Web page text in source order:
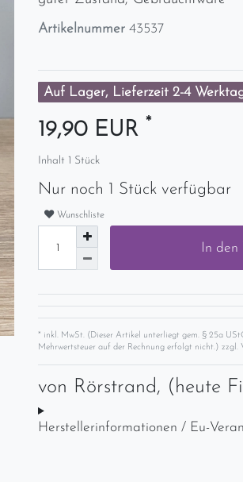
Artikelnummer 43537
Auf Lager, Lieferzeit 2-4
19,90 EUR *
Inhalt 1 Stück
Nur noch 1 Stück verfügbar
Wunschliste
In
* inkl. MwSt. (Dieser Artikel unterliegt gem. § 25a
Mehrwertsteuer auf der Rechnung erfolgt nicht.) zzgl.
von Rörstrand, (heute
Herstellerinformationen / Eu-